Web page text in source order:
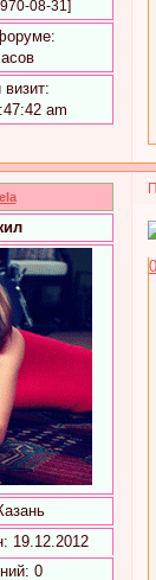
08-31]
am
: 19.12.2012
0
0